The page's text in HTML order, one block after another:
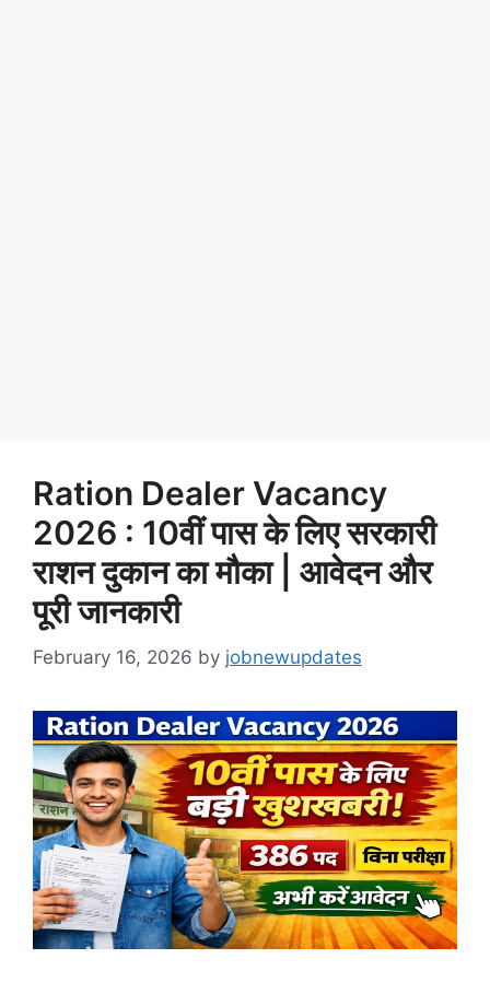
Ration Dealer Vacancy
2026 : 10वीं पास के लिए सरकारी
राशन दुकान का मौका | आवेदन और
पूरी जानकारी
February 16, 2026 by jobnewupdates